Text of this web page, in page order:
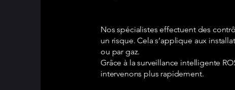
Nos spécialistes effectuent des
un risque. Cela s’applique aux
ou par gaz.
Grâce à la surveillance intelligente
intervenons plus rapidement.